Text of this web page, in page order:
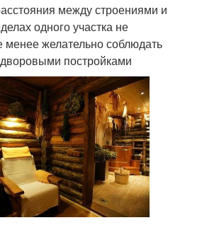
между строениями и
одного участка не
желательно соблюдать
постройками